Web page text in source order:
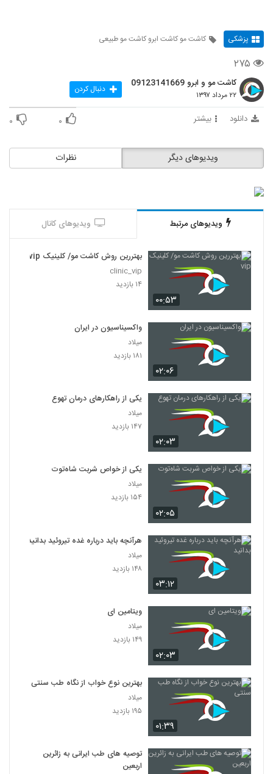
پزشکی کاشت مو کاشت ابرو کاشت مو طبیعی
۲۷۵
کاشت مو و ابرو 09123141669
۲۲ مرداد ۱۳۹۷ دنبال کردن
دانلود بیشتر ۰ ۰
نظرات ویدیوهای دیگر
ویدیوهای مرتبط ویدیوهای کانال
۰۰:۵۳
بهتررین روش کاشت مو/ کلینیک vip
clinic_vip
۱۴ بازدید
۰۲:۰۶
واکسیناسیون در ایران
میلاد
۱۸۱ بازدید
۰۲:۰۳
یکی از راهکارهای درمان تهوع
میلاد
۱۴۷ بازدید
۰۲:۰۵
یکی از خواص شربت شاه‌توت
میلاد
۱۵۴ بازدید
۰۳:۱۲
هرآنچه باید درباره غده تیروئید بدانید
میلاد
۱۴۸ بازدید
۰۲:۰۳
ویتامین‌ ای
میلاد
۱۴۹ بازدید
۰۱:۳۹
بهترین نوع خواب از نگاه طب سنتی
میلاد
۱۹۵ بازدید
توصیه های طب ایرانی به زائرین
اربعین